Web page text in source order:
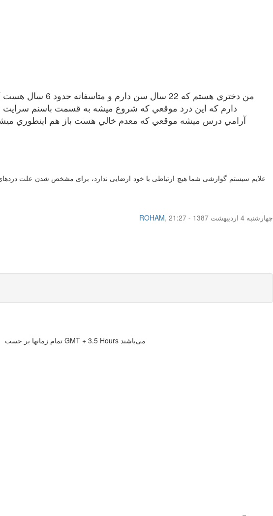
دارم كه اين درد موقعي كه شروع ميشه به قسمت باسنم سرايت
آرامي درس ميشه موقعي كه معدم خالي هست باز هم اينطوري ميشم
علایم سیستم گوارشی شما هیچ ارتباطی با خود ارضایی ندارد، برای مشخص شدن علت
ROHAM,
چهار‌شنبه 4 اردیبهشت 1387 - 21:27
تمام زمانها بر حسب GMT + 3.5 Hours می‌باشند